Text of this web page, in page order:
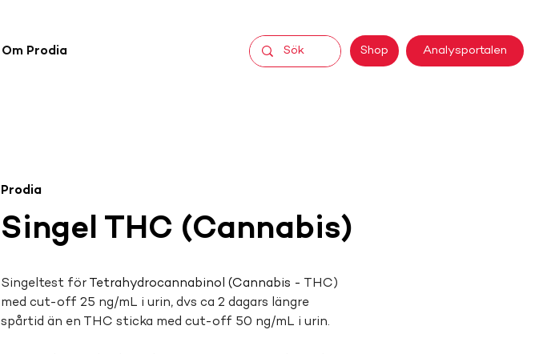
Om Prodia Shop Analysportalen
Singel THC (Cannabis)
Prodia
Singeltest för Tetrahydrocannabinol (Cannabis - THC)
med cut-off 25 ng/mL i urin, dvs ca 2 dagars längre
spårtid än en THC sticka med cut-off 50 ng/mL i urin.